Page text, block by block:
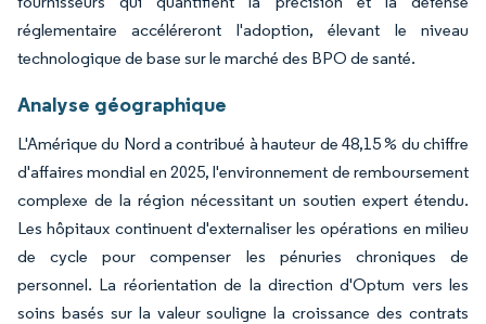
réglementaire accéléreront l'adoption, élevant le niveau
technologique de base sur le marché des BPO de santé.
Analyse géographique
L'Amérique du Nord a contribué à hauteur de 48,15 % du chiffre
d'affaires mondial en 2025, l'environnement de remboursement
complexe de la région nécessitant un soutien expert étendu.
Les hôpitaux continuent d'externaliser les opérations en milieu
de cycle pour compenser les pénuries chroniques de
personnel. La réorientation de la direction d'Optum vers les
soins basés sur la valeur souligne la croissance des contrats